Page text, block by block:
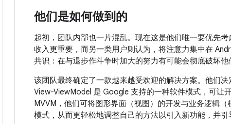
他们是如何做到的
起初，团队内部也一片混乱。现在这是他们唯一要优先
收入更重要，而另一类用户则认为，将注意力集中在
共识：在与退步作斗争时加大的努力有可能会彻底破坏他
该团队最终确定了一款越来越受欢迎的解决方案。他们决
View-ViewModel 是 Google 支持的一种软件模式，可让
MVVM，他们可将图形界面（视图）的开发与业务逻辑
模式，从而更轻松地调整自己的方法以引入新功能，并引